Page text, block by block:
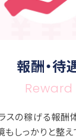
報酬・待
Reward
スの稼げる報酬
もしっかりと整え